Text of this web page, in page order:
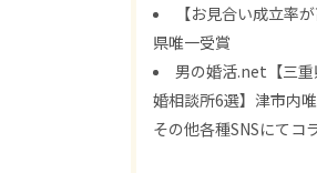
【お見合い成立率
県唯一受賞
男の婚活.net【三
婚相談所6選】津市内
その他各種SNSにてコ